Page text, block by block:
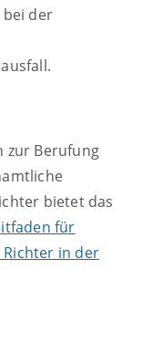
bei der
zur Berufung
bietet das
für
in der